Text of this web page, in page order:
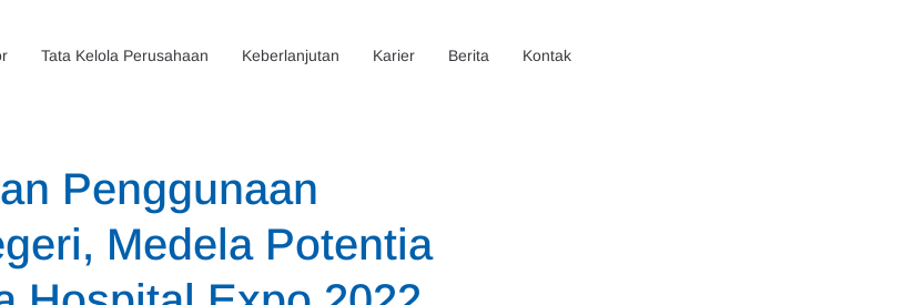
Tata Kelola Perusahaan Keberlanjutan Karier Berita Kontak
Penggunaan
Medela Potentia